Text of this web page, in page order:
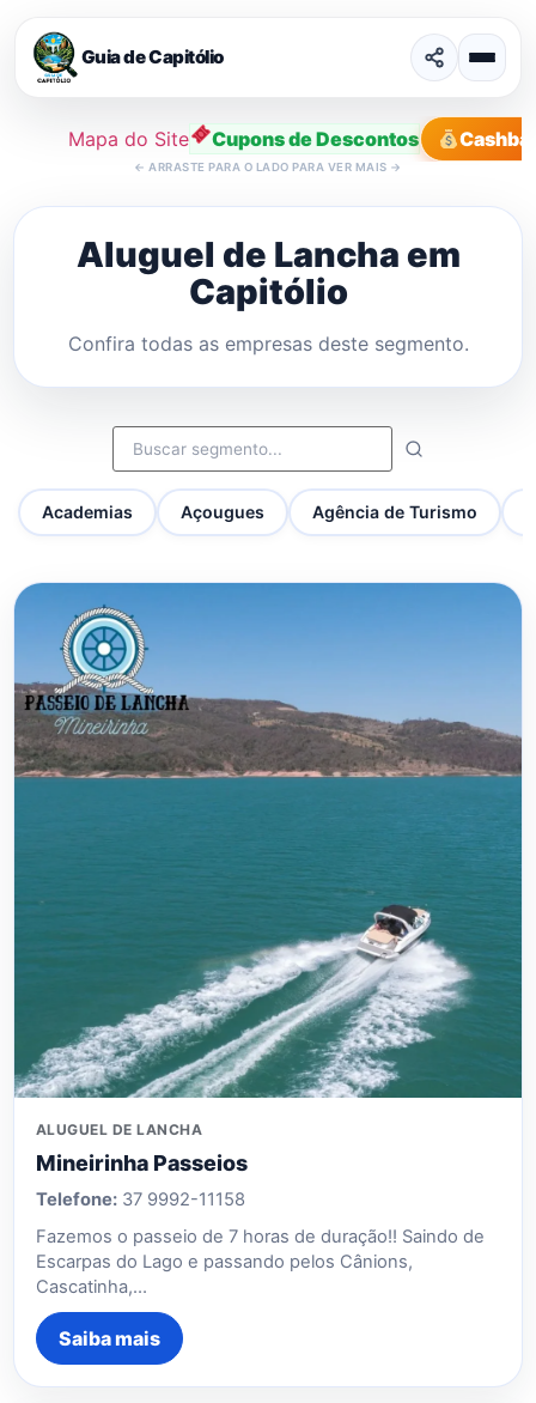
Guia de Capitólio
Mapa do Site Cupons de Descontos
← ARRASTE PARA O LADO PARA VER MAIS →
Aluguel de Lancha em
Capitólio
Confira todas as empresas deste segmento.
Academias Açougues Agência de Turismo
ALUGUEL DE LANCHA
Mineirinha Passeios
Telefone: 37 9992-11158
Fazemos o passeio de 7 horas de duração!! Saindo de
Escarpas do Lago e passando pelos Cânions,
Cascatinha,…
Saiba mais